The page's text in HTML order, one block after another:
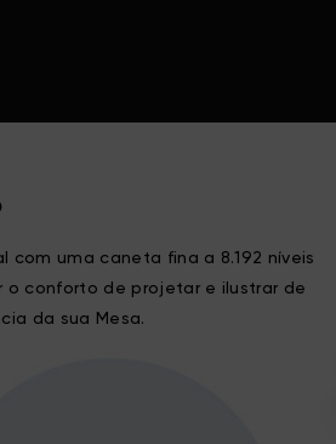
com uma caneta fina a 8.192 níveis
o conforto de projetar e ilustrar de
da sua Mesa.